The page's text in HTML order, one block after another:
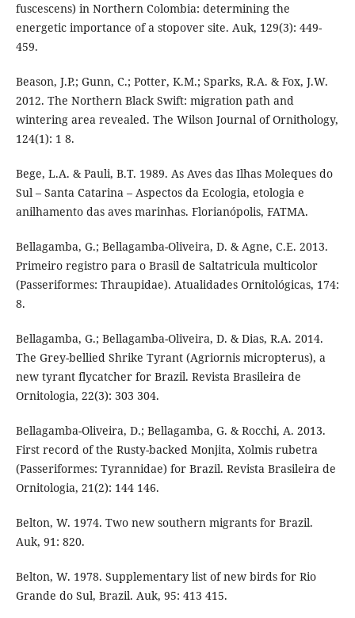
fuscescens) in Northern Colombia: determining the
energetic importance of a stopover site. Auk, 129(3): 449-
459.
Beason, J.P.; Gunn, C.; Potter, K.M.; Sparks, R.A. & Fox, J.W.
2012. The Northern Black Swift: migration path and
wintering area revealed. The Wilson Journal of Ornithology,
124(1): 1 8.
Bege, L.A. & Pauli, B.T. 1989. As Aves das Ilhas Moleques do
Sul – Santa Catarina – Aspectos da Ecologia, etologia e
anilhamento das aves marinhas. Florianópolis, FATMA.
Bellagamba, G.; Bellagamba-Oliveira, D. & Agne, C.E. 2013.
Primeiro registro para o Brasil de Saltatricula multicolor
(Passeriformes: Thraupidae). Atualidades Ornitológicas, 174:
8.
Bellagamba, G.; Bellagamba-Oliveira, D. & Dias, R.A. 2014.
The Grey-bellied Shrike Tyrant (Agriornis micropterus), a
new tyrant flycatcher for Brazil. Revista Brasileira de
Ornitologia, 22(3): 303 304.
Bellagamba-Oliveira, D.; Bellagamba, G. & Rocchi, A. 2013.
First record of the Rusty-backed Monjita, Xolmis rubetra
(Passeriformes: Tyrannidae) for Brazil. Revista Brasileira de
Ornitologia, 21(2): 144 146.
Belton, W. 1974. Two new southern migrants for Brazil.
Auk, 91: 820.
Belton, W. 1978. Supplementary list of new birds for Rio
Grande do Sul, Brazil. Auk, 95: 413 415.